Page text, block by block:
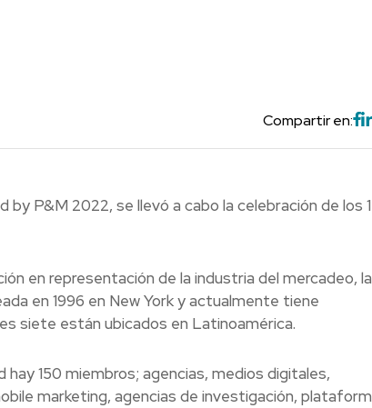
Compartir en:
by P&M 2022, se llevó a cabo la celebración de los
en representación de la industria del mercadeo, la
en 1996 en New York y actualmente tiene
siete están ubicados en Latinoamérica.
150 miembros; agencias, medios digitales,
marketing, agencias de investigación,